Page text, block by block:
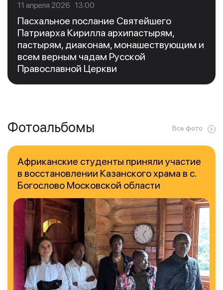
11 апреля 2026 13:00
Пасхальное послание Святейшего
Патриарха Кирилла архипастырям,
пастырям, диаконам, монашествующим и
всем верным чадам Русской
Православной Церкви
Фотоальбомы Все фото
Африканские студенты приняли участие
в восстановлении Казанского храма в с.
Богослово Московской области